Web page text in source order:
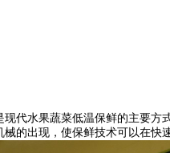
代水果蔬菜低温保鲜的主要
的出现，使保鲜技术可以在快